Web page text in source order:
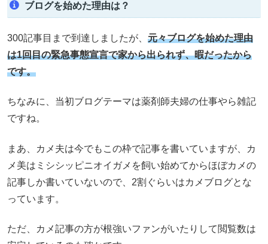
ブログを始めた理由は？
300記事目まで到達しましたが、 元々ブログを始めた理由
は1回目の緊急事態宣言で家から出られず、暇だったから
です。
ちなみに、当初ブログテーマは薬剤師夫婦の仕事やら雑記
ですね。
まあ、カメ夫は今でもこの枠で記事を書いていますが、カ
メ美はミシシッピニオイガメを飼い始めてからほぼカメの
記事しか書いていないので、2割ぐらいはカメブログとな
っています。
ただ、カメ記事の方が根強いファンがいたりして閲覧数は